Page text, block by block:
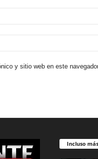
y sitio web en este
Incluso